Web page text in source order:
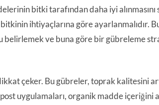
bitki tarafından daha iyi alınmasını
ihtiyaçlarına göre ayarlanmalıdır.
ve buna göre bir gübreleme
çeker. Bu gübreler, toprak kalitesini
uygulamaları, organik madde içeriğini